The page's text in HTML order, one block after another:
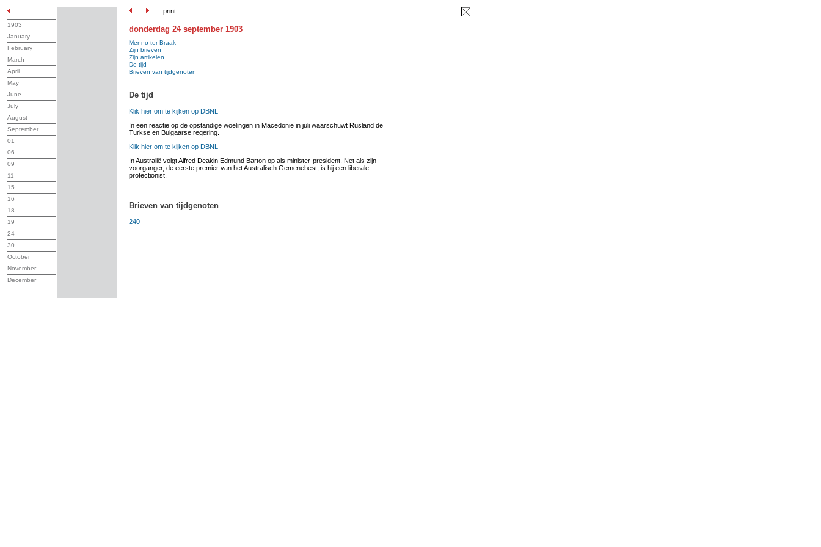
print
1903
January
February
March
April
May
June
July
August
September
01
06
09
11
15
16
18
19
24
30
October
November
December
donderdag 24 september 1903
Menno ter Braak
Zijn brieven
Zijn artikelen
De tijd
Brieven van tijdgenoten
De tijd
Klik hier om te kijken op DBNL
In een reactie op de opstandige woelingen in Macedonië in juli waarschuwt Rusland de
Turkse en Bulgaarse regering.
Klik hier om te kijken op DBNL
In Australië volgt Alfred Deakin Edmund Barton op als minister-president. Net als zijn
voorganger, de eerste premier van het Australisch Gemenebest, is hij een liberale
protectionist.
Brieven van tijdgenoten
240